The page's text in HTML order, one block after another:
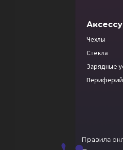
Чехлы
Стекла
Зарядные
Правила